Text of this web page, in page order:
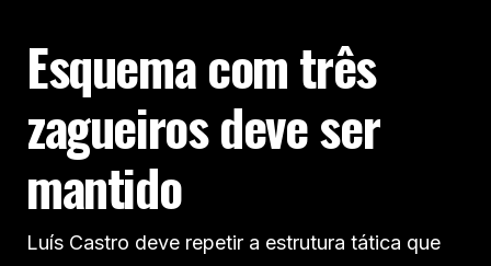
Esquema com três
zagueiros deve ser
mantido
Luís Castro deve repetir a estrutura tática que